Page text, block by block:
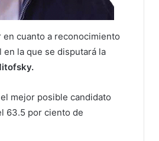
cuanto a reconocimiento
la que se disputará la
mejor posible candidato
63.5 por ciento de